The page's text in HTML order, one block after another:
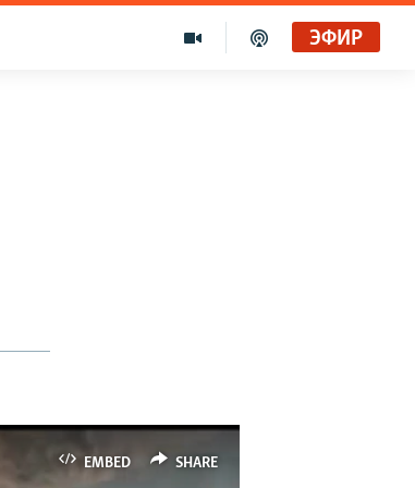
ЭФИР
EMBED SHARE